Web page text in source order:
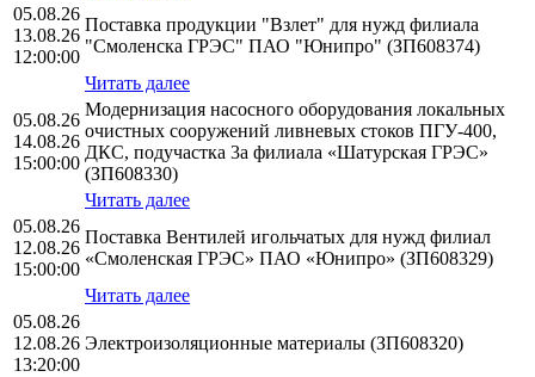
05.08.26
13.08.26
12:00:00
Поставка продукции "Взлет" для нужд филиала
"Смоленска ГРЭС" ПАО "Юнипро" (ЗП608374)
Читать далее
05.08.26
14.08.26
15:00:00
Модернизация насосного оборудования локальных
очистных сооружений ливневых стоков ПГУ-400,
ДКС, подучастка 3а филиала «Шатурская ГРЭС»
(ЗП608330)
Читать далее
05.08.26
12.08.26
15:00:00
Поставка Вентилей игольчатых для нужд филиал
«Смоленская ГРЭС» ПАО «Юнипро» (ЗП608329)
Читать далее
05.08.26
12.08.26
13:20:00
Электроизоляционные материалы (ЗП608320)